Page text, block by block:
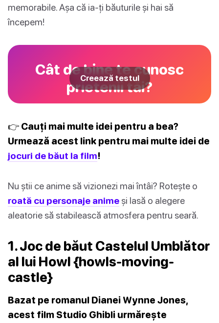
memorabile. Așa că ia-ți băuturile și hai să
începem!
Cât de bine te cunosc
prietenii tăi?
Creează testul
👉 Cauți mai multe idei pentru a bea?
Urmează acest link pentru mai multe idei de
jocuri de băut la film!
Nu știi ce anime să vizionezi mai întâi? Rotește o
roată cu personaje anime și lasă o alegere
aleatorie să stabilească atmosfera pentru seară.
1. Joc de băut Castelul Umblător
al lui Howl {howls-moving-
castle}
Bazat pe romanul Dianei Wynne Jones,
acest film Studio Ghibli urmărește